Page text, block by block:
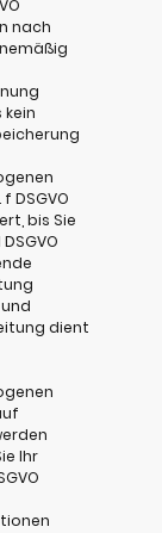
nach
DSGVO
bis Sie
dient
Ihr